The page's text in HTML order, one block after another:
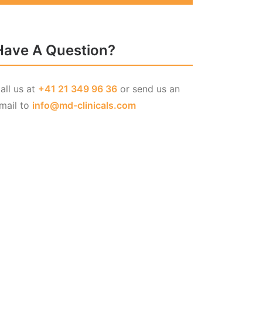
A Question?
us at +41 21 349 96 36 or send us an
to info@md-clinicals.com